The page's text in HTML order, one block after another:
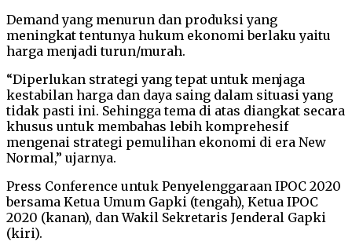
Demand yang menurun dan produksi yang
meningkat tentunya hukum ekonomi berlaku yaitu
harga menjadi turun/murah.
“Diperlukan strategi yang tepat untuk menjaga
kestabilan harga dan daya saing dalam situasi yang
tidak pasti ini. Sehingga tema di atas diangkat secara
khusus untuk membahas lebih komprehesif
mengenai strategi pemulihan ekonomi di era New
Normal,” ujarnya.
Press Conference untuk Penyelenggaraan IPOC 2020
bersama Ketua Umum Gapki (tengah), Ketua IPOC
2020 (kanan), dan Wakil Sekretaris Jenderal Gapki
(kiri).